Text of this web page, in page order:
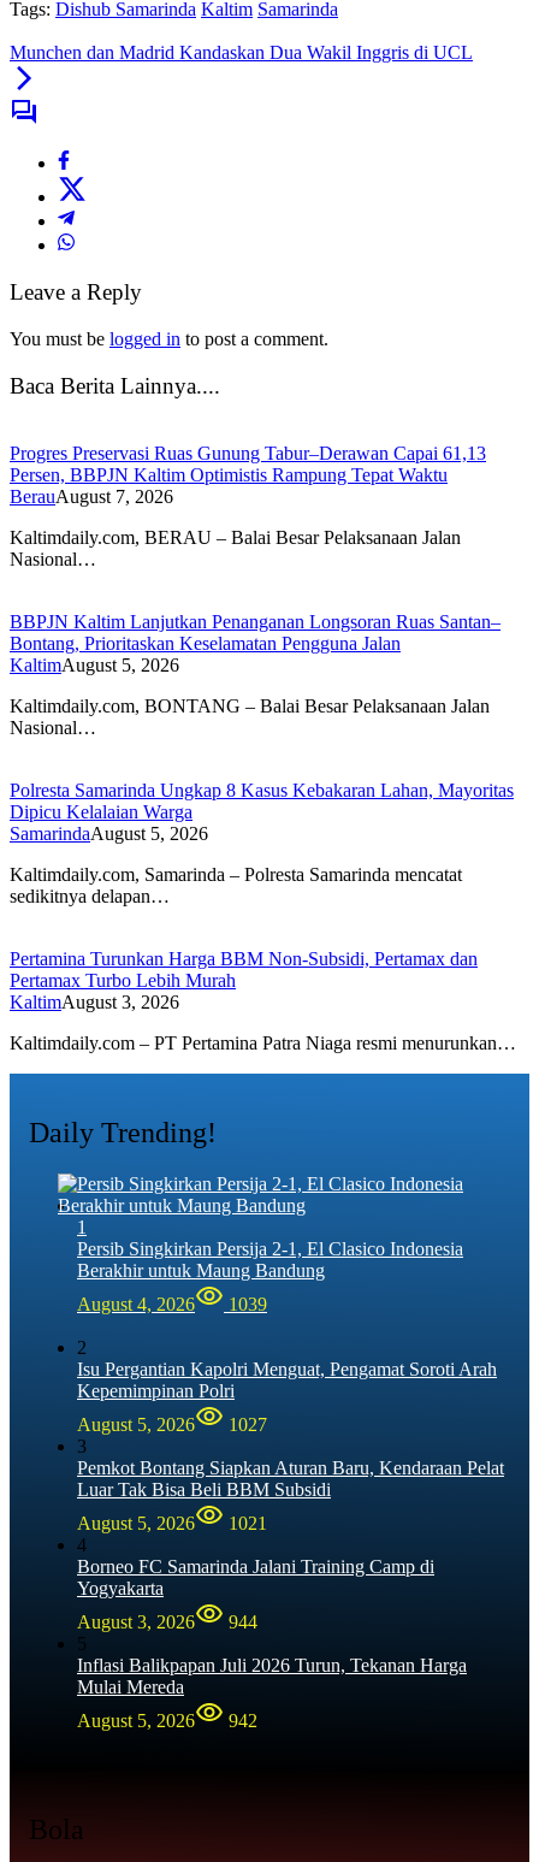
Tags: Dishub Samarinda Kaltim Samarinda
Munchen dan Madrid Kandaskan Dua Wakil Inggris di UCL
Leave a Reply
You must be logged in to post a comment.
Baca Berita Lainnya....
Progres Preservasi Ruas Gunung Tabur–Derawan Capai 61,13
Persen, BBPJN Kaltim Optimistis Rampung Tepat Waktu
BerauAugust 7, 2026
Kaltimdaily.com, BERAU – Balai Besar Pelaksanaan Jalan
Nasional…
BBPJN Kaltim Lanjutkan Penanganan Longsoran Ruas Santan–
Bontang, Prioritaskan Keselamatan Pengguna Jalan
KaltimAugust 5, 2026
Kaltimdaily.com, BONTANG – Balai Besar Pelaksanaan Jalan
Nasional…
Polresta Samarinda Ungkap 8 Kasus Kebakaran Lahan, Mayoritas
Dipicu Kelalaian Warga
SamarindaAugust 5, 2026
Kaltimdaily.com, Samarinda – Polresta Samarinda mencatat
sedikitnya delapan…
Pertamina Turunkan Harga BBM Non-Subsidi, Pertamax dan
Pertamax Turbo Lebih Murah
KaltimAugust 3, 2026
Kaltimdaily.com – PT Pertamina Patra Niaga resmi menurunkan…
Daily Trending!
1
Persib Singkirkan Persija 2-1, El Clasico Indonesia
Berakhir untuk Maung Bandung
August 4, 2026
1039
2
Isu Pergantian Kapolri Menguat, Pengamat Soroti Arah
Kepemimpinan Polri
August 5, 2026
1027
3
Pemkot Bontang Siapkan Aturan Baru, Kendaraan Pelat
Luar Tak Bisa Beli BBM Subsidi
August 5, 2026
1021
4
Borneo FC Samarinda Jalani Training Camp di
Yogyakarta
August 3, 2026
944
5
Inflasi Balikpapan Juli 2026 Turun, Tekanan Harga
Mulai Mereda
August 5, 2026
942
Bola